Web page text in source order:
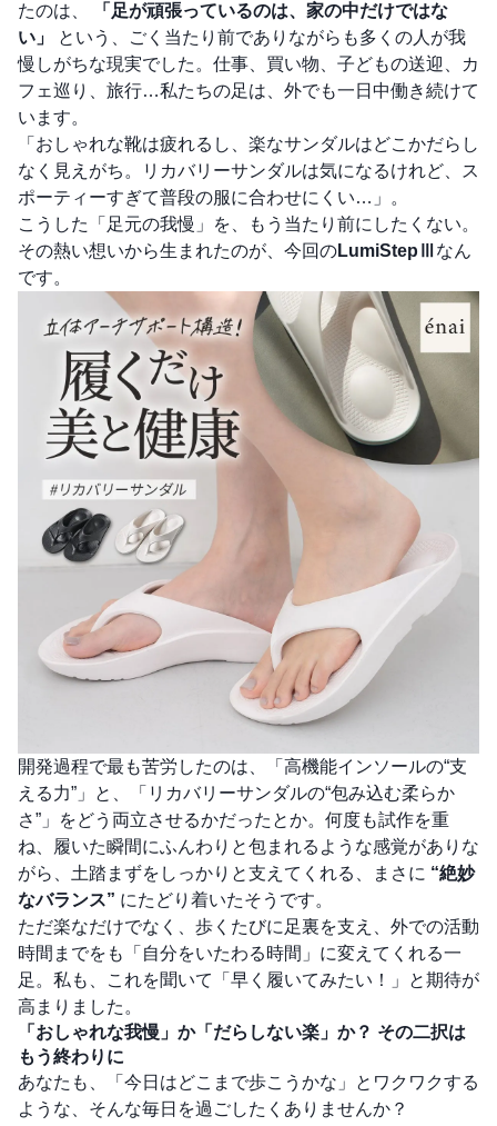
たのは、
「足が頑張っているのは、家の中だけではな
い」
という、ごく当たり前でありながらも多くの人が我
慢しがちな現実でした。仕事、買い物、子どもの送迎、カ
フェ巡り、旅行…私たちの足は、外でも一日中働き続けて
います。
「おしゃれな靴は疲れるし、楽なサンダルはどこかだらし
なく見えがち。リカバリーサンダルは気になるけれど、ス
ポーティーすぎて普段の服に合わせにくい…」。
こうした「足元の我慢」を、もう当たり前にしたくない。
その熱い想いから生まれたのが、今回のLumiStepⅢ なん
です。
開発過程で最も苦労したのは、「高機能インソールの“支
える力”」と、「リカバリーサンダルの“包み込む柔らか
さ”」をどう両立させるかだったとか。何度も試作を重
ね、履いた瞬間にふんわりと包まれるような感覚がありな
がら、土踏まずをしっかりと支えてくれる、まさに “絶妙
なバランス” にたどり着いたそうです。
ただ楽なだけでなく、歩くたびに足裏を支え、外での活動
時間までをも「自分をいたわる時間」に変えてくれる一
足。私も、これを聞いて「早く履いてみたい！」と期待が
高まりました。
「おしゃれな我慢」か「だらしない楽」か？ その二択は
もう終わりに
あなたも、「今日はどこまで歩こうかな」とワクワクする
ような、そんな毎日を過ごしたくありませんか？